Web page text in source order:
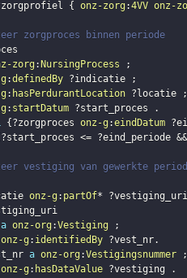
{ onz-zorg :4VV onz-
zorgproces binnen periode
zorg : NursingProcess
;
:definedBy ?indicatie
;
: hasPerdurantLocation ?locatie
;
: startDatum ?start_proces
.
{ ?zorgproces onz-g :eindDatum
?start_proces <= ?eind_periode &&
vestiging van gewerkte
onz-g : partOf* ?vestiging_uri
a onz-org :Vestiging
;
onz-g : identifiedBy ?vest_nr.
a onz-org :Vestigingsnummer
;
onz-g : hasDataValue ?vestiging .